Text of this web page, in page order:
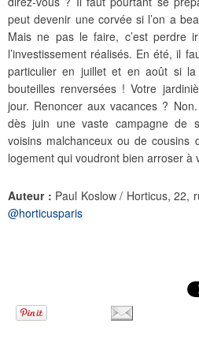
peut devenir une corvée si l’on a
Mais ne pas le faire, c’est perdre
l’investissement réalisés. En été, il
particulier en juillet et en août si
bouteilles renversées ! Votre
jour. Renoncer aux vacances ?
dès juin une vaste campagne de
voisins malchanceux ou de cousins
logement qui voudront bien arroser à
Auteur : Paul Koslow / Horticus, 22,
@horticusparis